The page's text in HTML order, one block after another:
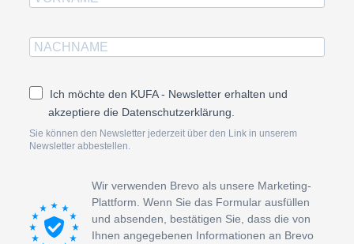
Ich möchte den KUFA - Newsletter erhalten und
akzeptiere die Datenschutzerklärung.
Sie können den Newsletter jederzeit über den Link in unserem
Newsletter abbestellen.
Wir verwenden Brevo als unsere Marketing-
Plattform. Wenn Sie das Formular ausfüllen
und absenden, bestätigen Sie, dass die von
Ihnen angegebenen Informationen an Brevo